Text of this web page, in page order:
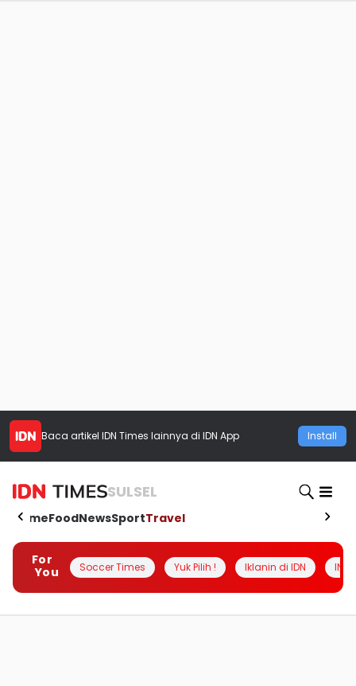
Baca artikel IDN Times lainnya di IDN App Install
SULSEL
HomeFoodNewsSportTravel
For
You
Soccer Times Yuk Pilih ! Iklanin di IDN